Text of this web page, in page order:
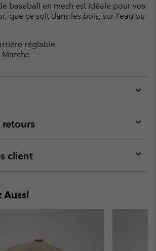
baseball en mesh est idéale pour vos
que ce soit dans les bois, sur l’eau ou
réglable
or
or
client
or
Aussi